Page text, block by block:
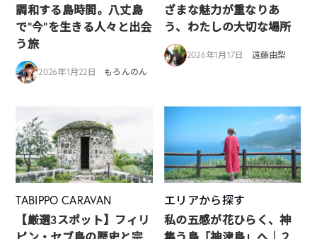
調和する島時間。八丈島
で“今”を生きる人々と出会
う旅
2026年1月22日 もろんのん
ざまな魅力が重なりあ
う、わたしの大切な場所
2026年1月17日 遠藤由梨
TABIPPO CARAVAN
【厳選3スポット】フィリ
エリアから探す
私の五感が花ひらく、神